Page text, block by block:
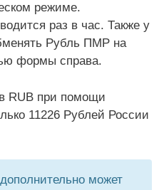
режиме.
раз в час. Также у
Рубль ПМР на
формы справа.
RUB при помощи
11226 Рублей России
может